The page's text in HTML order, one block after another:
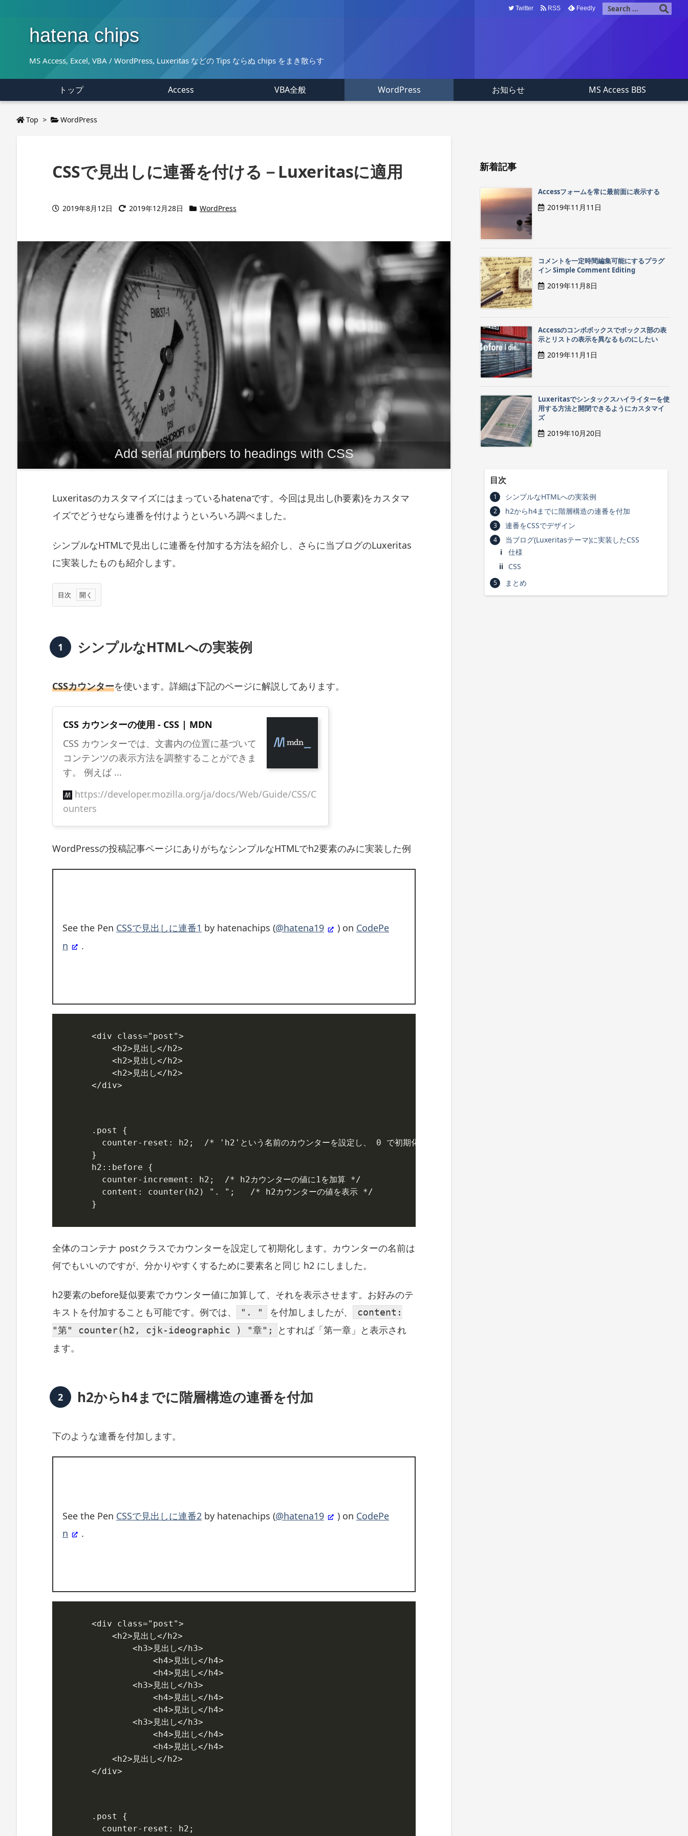
hatena chips
MS Access, Excel, VBA / WordPress, Luxeritas などの Tips ならぬ chips をまき散らす
トップ Access VBA全般 WordPress お知らせ MS Access BBS
Twitter RSS Feedly
Top > WordPress
CSSで見出しに連番を付ける－Luxeritasに適用
2019年8月12日 2019年12月28日 WordPress
Add serial numbers to headings with CSS
Luxeritasのカスタマイズにはまっているhatenaです。今回は見出し(h要素)をカスタマ
イズでどうせなら連番を付けようといろいろ調べました。
シンプルなHTMLで見出しに連番を付加する方法を紹介し、さらに当ブログのLuxeritas
に実装したものも紹介します。
目次
シ
な
L
の
実
装
例
h
か
h
4
で
階
構
付
S
で
マ)
実
装
し
S
S
仕
様
と
め
シンプルなHTMLへの実装例
CSSカウンターを使います。詳細は下記のページに解説してあります。
CSS カウンターの使用 - CSS | MDN
CSS カウンターでは、文書内の位置に基づいて
コンテンツの表示方法を調整することができま
す。 例えば ...
https://developer.mozilla.org/ja/docs/Web/Guide/CSS/C
ounters
WordPressの投稿記事ページにありがちなシンプルなHTMLでh2要素のみに実装した例
See the Pen CSSで見出しに連番1 by hatenachips (@hatena19 ) on CodePe
n
.
<div class="post">
    <h2>見出し</h2>
    <h2>見出し</h2>
    <h2>見出し</h2>
</div>
.post {
  counter-reset: h2;  /* 'h2'という名前のカウンターを設定し、 0 で初期化する。 */
}
h2::before {
  counter-increment: h2;  /* h2カウンターの値に1を加算 */
  content: counter(h2) ". ";   /* h2カウンターの値を表示 */
}
全体のコンテナ postクラスでカウンターを設定して初期化します。カウンターの名前は
何でもいいのですが、分かりやすくするために要素名と同じ h2 にしました。
h2要素のbefore疑似要素でカウンター値に加算して、それを表示させます。お好みのテ
キストを付加することも可能です。例では、
". " を付加しましたが、
content:
"第" counter(h2, cjk-ideographic ) "章";
とすれば「第一章」と表示され
ます。
h2からh4までに階層構造の連番を付加
下のような連番を付加します。
See the Pen CSSで見出しに連番2 by hatenachips (@hatena19 ) on CodePe
n
.
<div class="post">
    <h2>見出し</h2>
        <h3>見出し</h3>
            <h4>見出し</h4>
            <h4>見出し</h4>
        <h3>見出し</h3>
            <h4>見出し</h4>
            <h4>見出し</h4>
        <h3>見出し</h3>
            <h4>見出し</h4>
            <h4>見出し</h4>
    <h2>見出し</h2>
</div>
.post {
  counter-reset: h2;
新着記事
Accessフォームを常に最前面に表示する
2019年11月11日
コメントを一定時間編集可能にするプラグ
イン Simple Comment Editing
2019年11月8日
Accessのコンボボックスでボックス部の表
示とリストの表示を異なるものにしたい
2019年11月1日
Luxeritasでシンタックスハイライターを使
用する方法と開閉できるようにカスタマイ
ズ
2019年10月20日
シンプルなHTMLへの実装例
h2からh4までに階層構造の連番を付加
連番をCSSでデザイン
当ブログ(Luxeritasテーマ)に実装したCSS
仕様
CSS
まとめ